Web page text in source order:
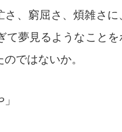
さ、窮屈さ、煩雑さに
て夢見るようなことを
ではないか。